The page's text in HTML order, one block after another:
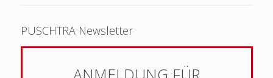
PUSCHTRA Newsletter